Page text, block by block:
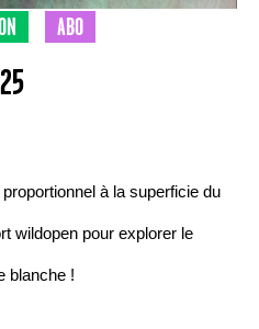
ABO
à la superficie du
wildopen pour explorer le
blanche !